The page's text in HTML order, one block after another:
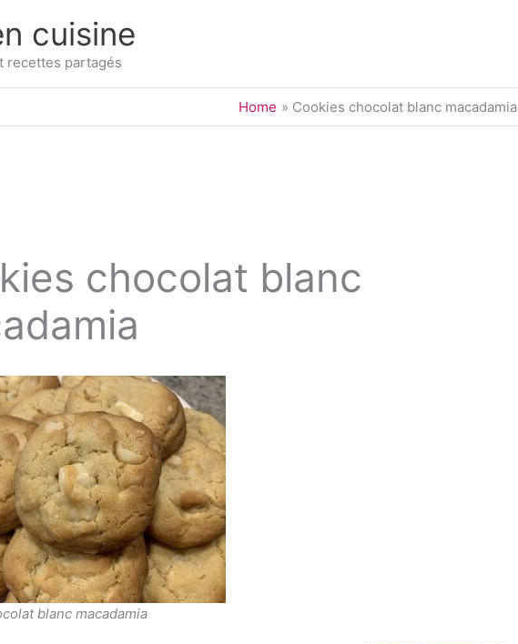
cuisine
recettes partagés
Home Cookies chocolat blanc macadamia
chocolat blanc
blanc macadamia